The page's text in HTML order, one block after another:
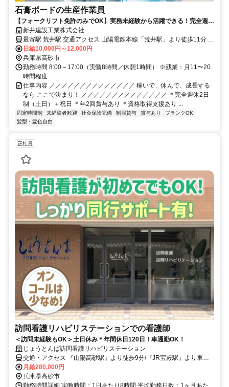
石膏ボードの生産作業員
【フォークリフト免許のみでOK】実務未経験から活躍できる！完全週休
2日制！賞与年2回！インセンあり！
新井建設工業株式会社
最寄駅 荒井駅 交通アクセス 山陽電鉄本線「荒井駅」より徒歩11分 ※
上記は本社の情報です ※実際の勤務地は高砂町向島町にある工場で
す ※転勤なし
日給10,000円～12,000円
兵庫県高砂市
勤務時間 8:00～17:00（実働8時間／休憩1時間） ※残業：月11〜20
時間程度
仕事内容 ／／／／／／／／／／／／／／ 稼いで、休んで、成長する
なら ここで決まり！ ／／／／／／／／／／／／／／ ＊完全週休2日
制（土日）＋祝日 ＊年2回賞与あり ＊資格取得支援あり ...
固定時間制 未経験者歓迎 社会保険完備 制服貸与 賞与あり
ブランクOK
髪型・髪色自由
正社員
訪問看護リハビリステーションでの看護師
＜訪問未経験もOK＞土日休み＊年間休日120日！車通勤OK！
じょうとんば訪問看護リハビリステーション
交通・アクセス 『山陽高砂駅』より徒歩9分/『JR宝殿駅』より車で
13分/加古川駅より車で15分
月給280,000円
兵庫県高砂市
勤務時間詳細 実働時間：1日あたり8時間 平均勤務日数：1ヶ月あた